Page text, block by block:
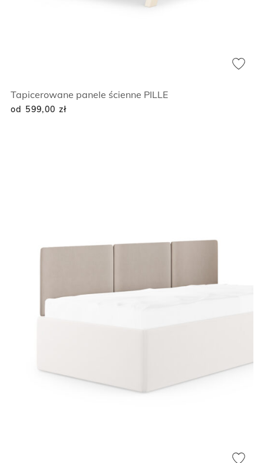
Tapicerowane panele ścienne PILLE
od 599,00zł